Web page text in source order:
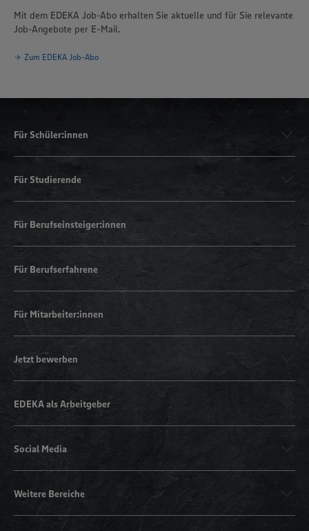
Mit dem EDEKA Job-Abo erhalten Sie aktuelle und für Sie relevante
Job-Angebote per E-Mail.
Zum EDEKA Job-Abo
Für Schüler:innen
Für Studierende
Für Berufseinsteiger:innen
Für Berufserfahrene
Für Mitarbeiter:innen
Jetzt bewerben
EDEKA als Arbeitgeber
Social Media
Weitere Bereiche